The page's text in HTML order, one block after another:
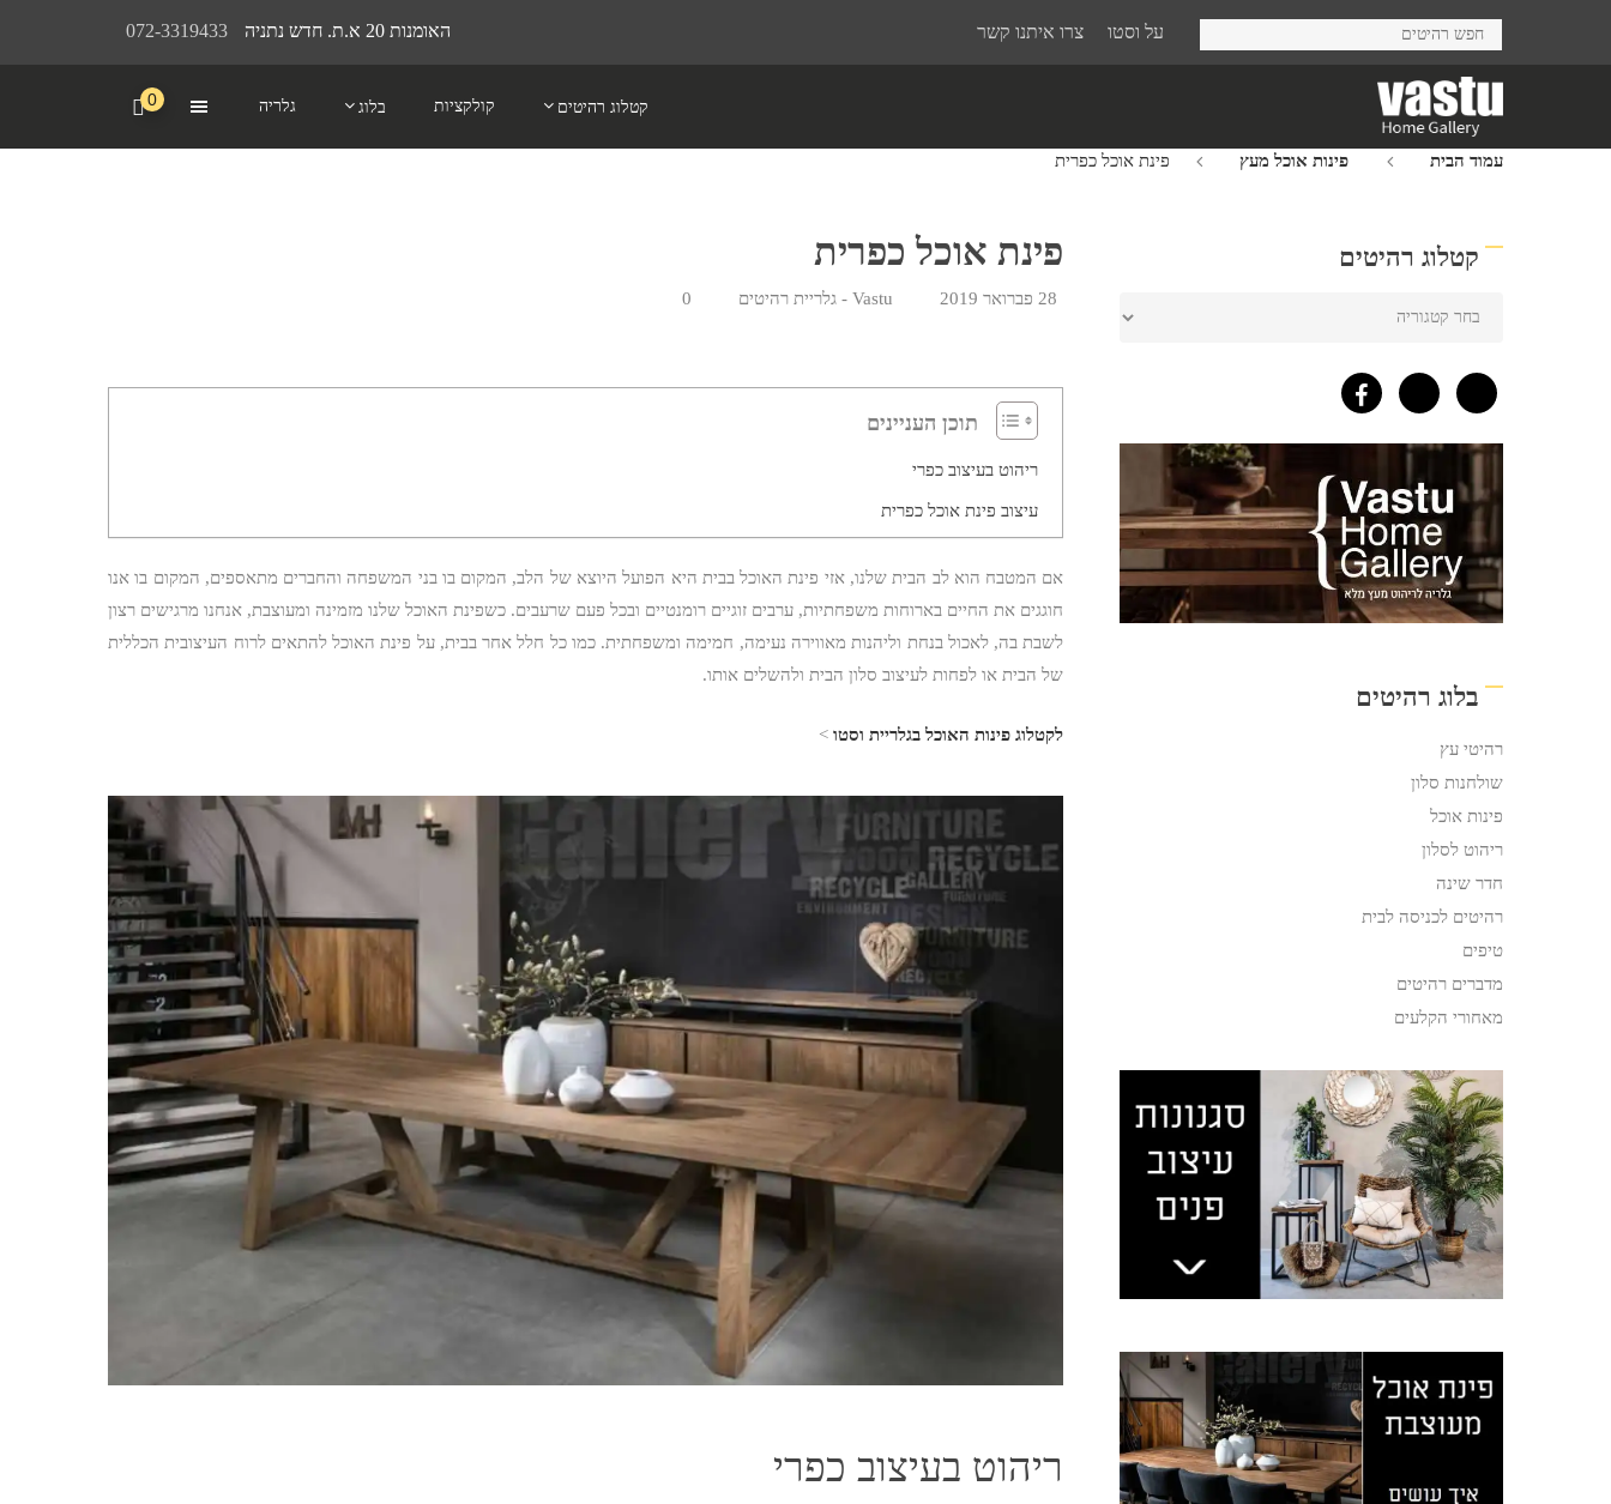
072-3319433 האומנות 20 א.ת. חדש נתניה על וסטו צרו איתנו קשר
קטלוג רהיטים קולקציות בלוג גלריה 0
עמוד הבית פינות אוכל מעץ פינת אוכל כפרית
פינת אוכל כפרית
28 פברואר 2019 Vastu - גלריית רהיטים
תוכן העניינים
ריהוט בעיצוב כפרי
עיצוב פינת אוכל כפרית
אם המטבח הוא לב הבית שלנו, אזי פינת האוכל בבית היא הפועל היוצא של הלב, המקום בו בני המשפחה והחברים מתאספים, המקום בו אנו
חוגגים את החיים בארוחות משפחתיות, ערבים זוגיים רומנטיים ובכל פעם שרעבים. כשפינת האוכל שלנו מזמינה ומעוצבת, אנחנו מרגישים רצון
לשבת בה, לאכול בנחת וליהנות מאווירה נעימה, חמימה ומשפחתית. כמו כל חלל אחר בבית, על פינת האוכל להתאים לרוח העיצובית הכללית
של הבית או לפחות לעיצוב סלון הבית ולהשלים אותו.
לקטלוג פינות האוכל בגלריית וסטו>
ריהוט בעיצוב כפרי
קטלוג רהיטים
בלוג רהיטים
רהיטי עץ
שולחנות סלון
פינות אוכל
ריהוט לסלון
חדר שינה
רהיטים לכניסה לבית
טיפים
מדברים רהיטים
מאחורי הקלעים